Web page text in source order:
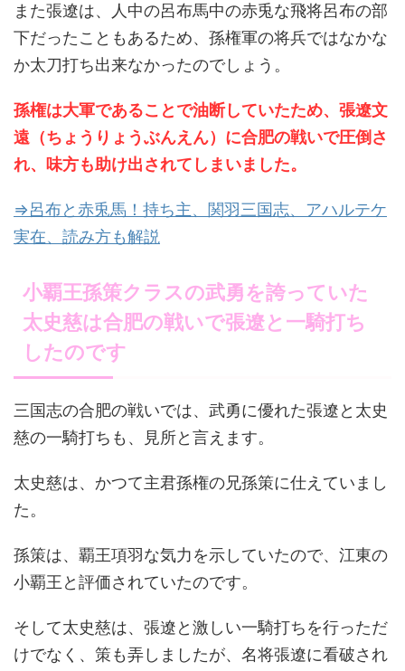
また張遼は、人中の呂布馬中の赤兎な飛将呂布の部
下だったこともあるため、孫権軍の将兵ではなかな
か太刀打ち出来なかったのでしょう。
孫権は大軍であることで油断していたため、張遼文
遠（ちょうりょうぶんえん）に合肥の戦いで圧倒さ
れ、味方も助け出されてしまいました。
⇒呂布と赤兎馬！持ち主、関羽三国志、アハルテケ
実在、読み方も解説
小覇王孫策クラスの武勇を誇っていた
太史慈は合肥の戦いで張遼と一騎打ち
したのです
三国志の合肥の戦いでは、武勇に優れた張遼と太史
慈の一騎打ちも、見所と言えます。
太史慈は、かつて主君孫権の兄孫策に仕えていまし
た。
孫策は、覇王項羽な気力を示していたので、江東の
小覇王と評価されていたのです。
そして太史慈は、張遼と激しい一騎打ちを行っただ
けでなく、策も弄しましたが、名将張遼に看破され